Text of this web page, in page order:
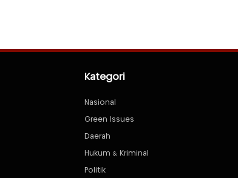
Kategori
Nasional
Green Issues
Daerah
Hukum & Kriminal
Politik